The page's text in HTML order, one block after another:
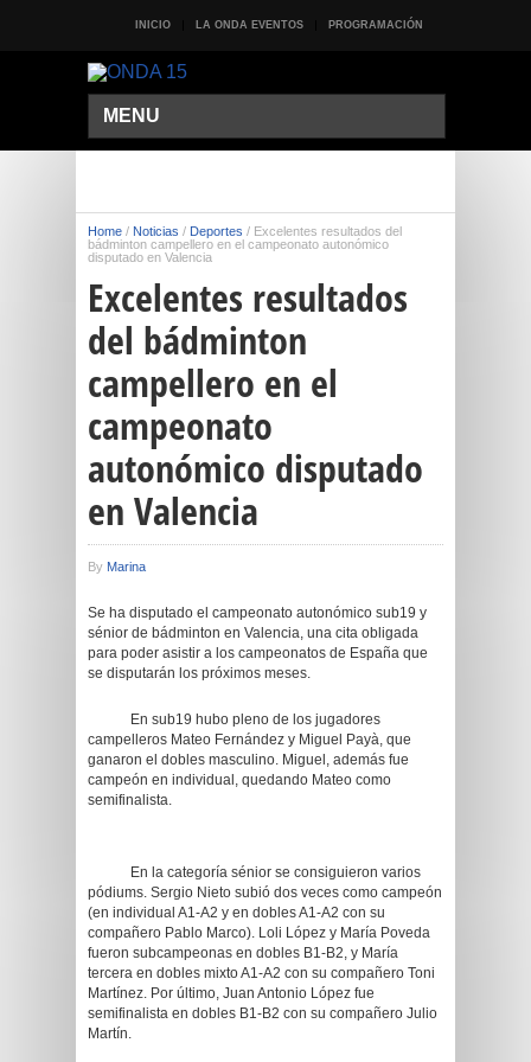
INICIO LA ONDA EVENTOS PROGRAMACIÓN
MENU
Home / Noticias / Deportes / Excelentes resultados del
bádminton campellero en el campeonato autonómico
disputado en Valencia
Excelentes resultados
del bádminton
campellero en el
campeonato
autonómico disputado
en Valencia
By Marina
Se ha disputado el campeonato autonómico sub19 y
sénior de bádminton en Valencia, una cita obligada
para poder asistir a los campeonatos de España que
se disputarán los próximos meses.
En sub19 hubo pleno de los jugadores
campelleros Mateo Fernández y Miguel Payà, que
ganaron el dobles masculino. Miguel, además fue
campeón en individual, quedando Mateo como
semifinalista.
En la categoría sénior se consiguieron varios
pódiums. Sergio Nieto subió dos veces como campeón
(en individual A1-A2 y en dobles A1-A2 con su
compañero Pablo Marco). Loli López y María Poveda
fueron subcampeonas en dobles B1-B2, y María
tercera en dobles mixto A1-A2 con su compañero Toni
Martínez. Por último, Juan Antonio López fue
semifinalista en dobles B1-B2 con su compañero Julio
Martín.